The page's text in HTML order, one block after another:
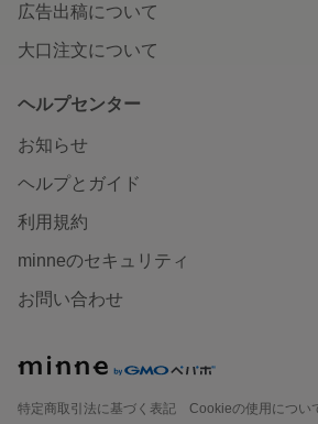
広告出稿について
大口注文について
ヘルプセンター
お知らせ
ヘルプとガイド
利用規約
minneのセキュリティ
お問い合わせ
特定商取引法に基づく表記
Cookieの使用につい